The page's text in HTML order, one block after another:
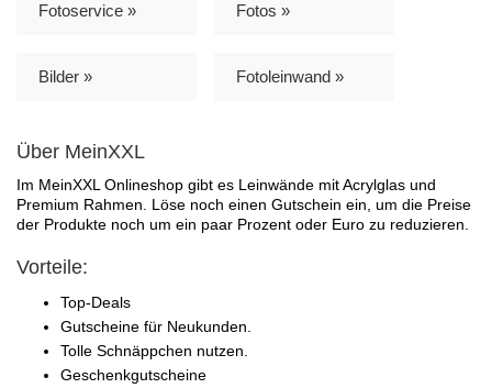
Fotoservice » Fotos »
Bilder » Fotoleinwand »
Über MeinXXL
Im MeinXXL Onlineshop gibt es Leinwände mit Acrylglas und
Premium Rahmen. Löse noch einen Gutschein ein, um die Preise
der Produkte noch um ein paar Prozent oder Euro zu reduzieren.
Vorteile:
Top-Deals
Gutscheine für Neukunden.
Tolle Schnäppchen nutzen.
Geschenkgutscheine